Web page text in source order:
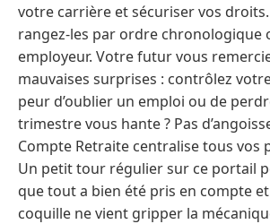
votre carrière et sécuriser vos
rangez-les par ordre chronologique
employeur. Votre futur vous
mauvaises surprises : contrôlez
peur d’oublier un emploi ou de
trimestre vous hante ? Pas
Compte Retraite centralise tous vos
Un petit tour régulier sur ce portail
que tout a bien été pris en compte et
coquille ne vient gripper la